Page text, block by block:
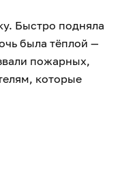
Быстро подняла
была тёплой —
пожарных,
которые